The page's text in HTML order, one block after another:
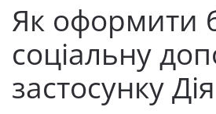
Як оформити
соціальну
застосунку Дія